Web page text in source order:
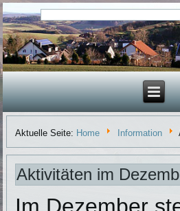
Aktuelle Seite: Home Information
Aktivitäten im
Im Dezember